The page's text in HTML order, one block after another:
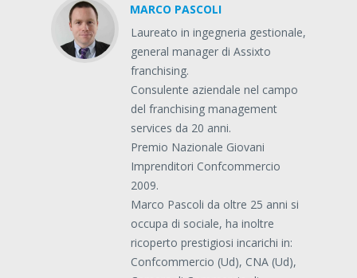
MARCO PASCOLI
Laureato in ingegneria gestionale,
general manager di Assixto
franchising.
Consulente aziendale nel campo
del franchising management
services da 20 anni.
Premio Nazionale Giovani
Imprenditori Confcommercio
2009.
Marco Pascoli da oltre 25 anni si
occupa di sociale, ha inoltre
ricoperto prestigiosi incarichi in:
Confcommercio (Ud), CNA (Ud),